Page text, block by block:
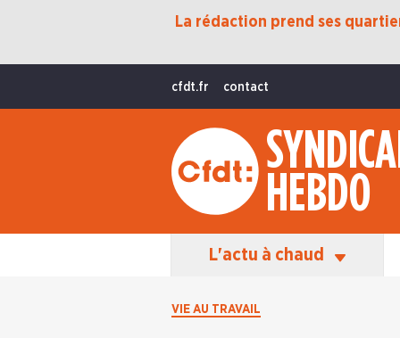
La rédaction prend ses
cfdt.fr contact
HEBDO
L'actu à chaud
Protection Sociale
International
La Vie De La CFDT
Les Équipes En Action
VIE AU TRAVAIL